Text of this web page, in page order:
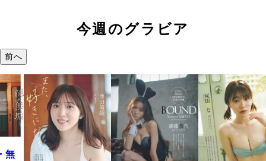
今週のグラビア
前へ